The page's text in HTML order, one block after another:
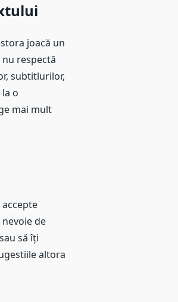
joacă un
respectă
subtitlurilor,
o
mai mult
de
să îți
altora